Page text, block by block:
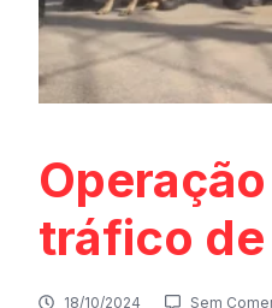
tráfico de
18/10/2024 Sem